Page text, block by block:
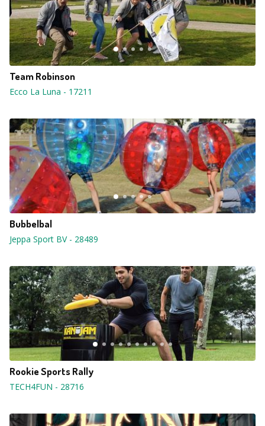
Team Robinson
Ecco La Luna - 17211
Bubbelbal
Jeppa Sport BV- 28489
Rookie Sports Rally
TECH4FUN - 28716